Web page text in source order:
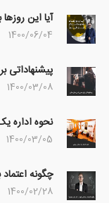
آیا این
1400/06/04
پیشنهاداتی
1400/03/08
نحوه اداره
1400/03/05
چگونه
1400/02/28